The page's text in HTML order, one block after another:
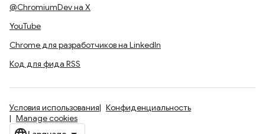
@ChromiumDev на X
YouTube
Chrome для разработчиков на LinkedIn
Код для фида RSS
Условия использования
Конфиденциальность
Manage cookies